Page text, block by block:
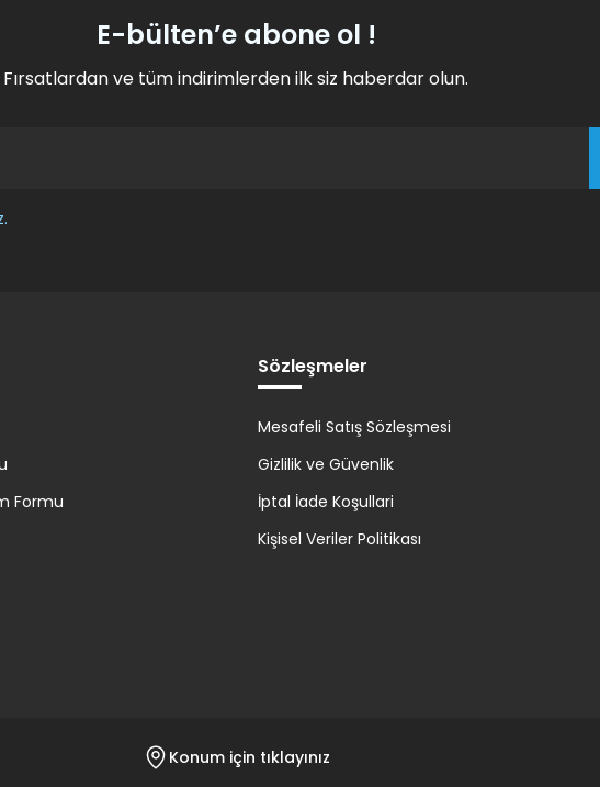
E-bülten’e abone ol !
Fırsatlardan ve tüm indirimlerden ilk siz haberdar olun.
Formu
Sözleşmeler
Mesafeli Satış Sözleşmesi
Gizlilik ve Güvenlik
İptal İade Koşullari
Kişisel Veriler Politikası
Konum için tıklayınız